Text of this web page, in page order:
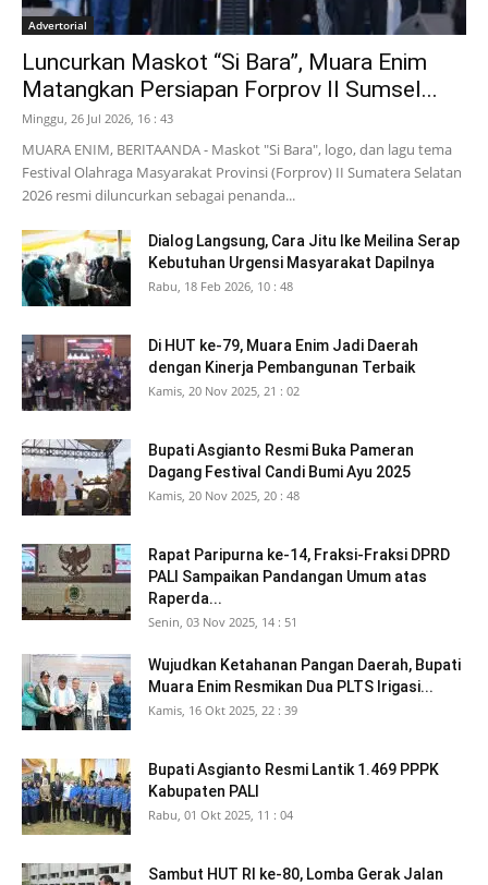
Advertorial
Luncurkan Maskot “Si Bara”, Muara Enim
Matangkan Persiapan Forprov II Sumsel...
Minggu, 26 Jul 2026, 16 : 43
MUARA ENIM, BERITAANDA - Maskot "Si Bara", logo, dan lagu tema
Festival Olahraga Masyarakat Provinsi (Forprov) II Sumatera Selatan
2026 resmi diluncurkan sebagai penanda...
Dialog Langsung, Cara Jitu Ike Meilina Serap
Kebutuhan Urgensi Masyarakat Dapilnya
Rabu, 18 Feb 2026, 10 : 48
Di HUT ke-79, Muara Enim Jadi Daerah
dengan Kinerja Pembangunan Terbaik
Kamis, 20 Nov 2025, 21 : 02
Bupati Asgianto Resmi Buka Pameran
Dagang Festival Candi Bumi Ayu 2025
Kamis, 20 Nov 2025, 20 : 48
Rapat Paripurna ke-14, Fraksi-Fraksi DPRD
PALI Sampaikan Pandangan Umum atas
Raperda...
Senin, 03 Nov 2025, 14 : 51
Wujudkan Ketahanan Pangan Daerah, Bupati
Muara Enim Resmikan Dua PLTS Irigasi...
Kamis, 16 Okt 2025, 22 : 39
Bupati Asgianto Resmi Lantik 1.469 PPPK
Kabupaten PALI
Rabu, 01 Okt 2025, 11 : 04
Sambut HUT RI ke-80, Lomba Gerak Jalan